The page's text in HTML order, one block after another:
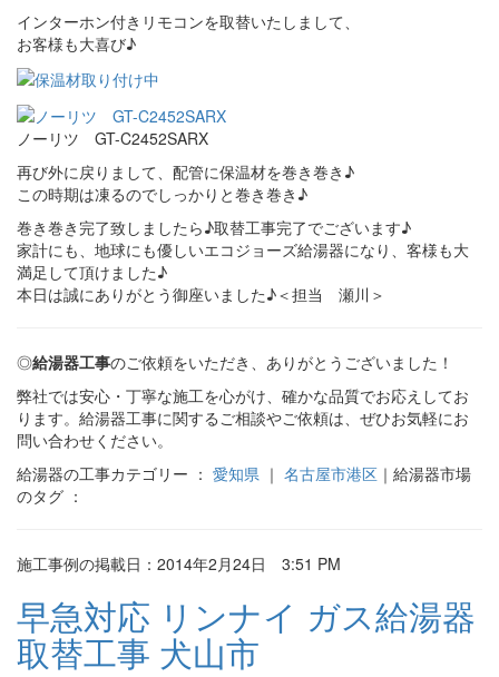
インターホン付きリモコンを取替いたしまして、
お客様も大喜び♪
ノーリツ GT-C2452SARX
再び外に戻りまして、配管に保温材を巻き巻き♪
この時期は凍るのでしっかりと巻き巻き♪
巻き巻き完了致しましたら♪取替工事完了でございます♪
家計にも、地球にも優しいエコジョーズ給湯器になり、客様も大
満足して頂けました♪
本日は誠にありがとう御座いました♪＜担当 瀬川＞
◎給湯器工事のご依頼をいただき、ありがとうございました！
弊社では安心・丁寧な施工を心がけ、確かな品質でお応えしてお
ります。給湯器工事に関するご相談やご依頼は、ぜひお気軽にお
問い合わせください。
給湯器の工事カテゴリー ： 愛知県 ｜ 名古屋市港区 ｜給湯器市場
のタグ ：
施工事例の掲載日：2014年2月24日 3:51 PM
早急対応 リンナイ ガス給湯器
取替工事 犬山市